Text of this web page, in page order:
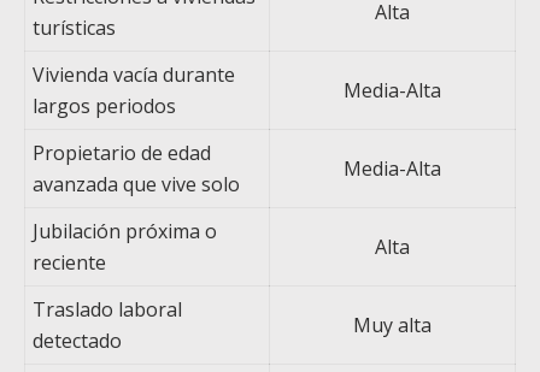
turísticas
Alta
Vivienda vacía durante
largos periodos
Media-Alta
Propietario de edad
avanzada que vive solo
Media-Alta
Jubilación próxima o
reciente
Alta
Traslado laboral
detectado
Muy alta